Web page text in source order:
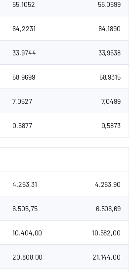
55,1052 55,0699
64,2231 64,1890
33,9744 33,9538
58,9699 58,9315
7,0527 7,0499
0,5877 0,5873
4.263,31 4.263,90
6.505,75 6.506,69
10.404,00 10.582,00
20.808,00 21.144,00